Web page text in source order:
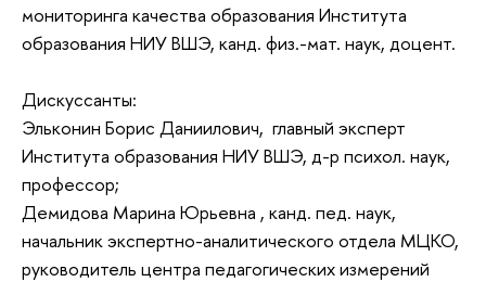
мониторинга качества образования Института
образования НИУ ВШЭ, канд. физ.-мат. наук, доцент.
Дискуссанты:
Эльконин Борис Даниилович, главный эксперт
Института образования НИУ ВШЭ, д-р психол. наук,
профессор;
Демидова Марина Юрьевна , канд. пед. наук,
начальник экспертно-аналитического отдела МЦКО,
руководитель центра педагогических измерений